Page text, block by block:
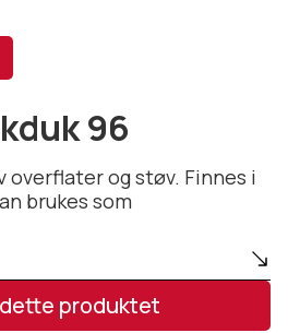
96
og støv. Finnes i
brukes som
produktet